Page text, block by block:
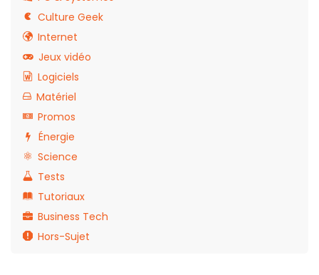
Culture Geek
Internet
Jeux vidéo
Logiciels
Matériel
Promos
Énergie
Science
Tests
Tutoriaux
Business Tech
Hors-Sujet